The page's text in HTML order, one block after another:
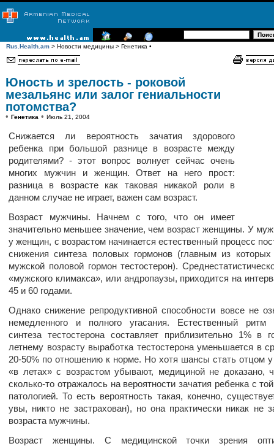
Rus.Health.am > Новости медицины > Генетика •
Юность и зрелость - роковой
мезальянс или залог гениальности
потомства?
• Генетика • Июль 21, 2004
Снижается ли вероятность зачатия здорового
ребенка при большой разнице в возрасте между
родителями? - этот вопрос волнует сейчас очень
многих мужчин и женщин. Ответ на него прост:
разница в возрасте как таковая никакой роли в
данном случае не играет, важен сам возраст.
Возраст мужчины. Начнем с того, что он имеет
значительно меньшее значение, чем возраст женщины. У
у женщин, с возрастом начинается естественный процесс
снижения синтеза половых гормонов (главным из которых
мужской половой гормон тестостерон).
«мужского климакса», или андропаузы, приходится на
45 и 60 годами.
Однако снижение репродуктивной способности вовсе не
немедленного и полного угасания. Естественный ритм
синтеза тестостерона составляет приблизительно 1% в
летнему возрасту выработка тестостерона уменьшается в
20-50% по отношению к норме. Но хотя шансы стать отцом
«в летах» с возрастом убывают, медициной не доказано,
сколько-то отражалось на вероятности зачатия ребенка с
патологией. То есть вероятность такая, конечно,
увы, никто не застрахован), но она практически никак не
возраста мужчины.
Возраст женщины. С медицинской точки зрения